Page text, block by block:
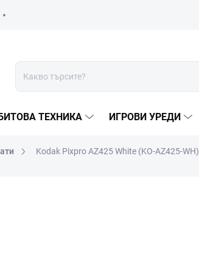
ТЕХНИКА ИГРОВИ УРЕДИ
Kodak Pixpro AZ425 White (KO-AZ425-WH)